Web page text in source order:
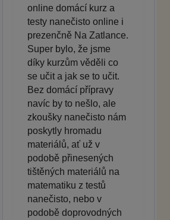
online domácí kurz a
testy nanečisto online i
prezenčně Na Zatlance.
Super bylo, že jsme
díky kurzům věděli co
se učit a jak se to učit.
Bez domácí přípravy
navíc by to nešlo, ale
zkoušky nanečisto nám
poskytly hromadu
materiálů, ať už v
podobě přinesených
tištěných materiálů na
matematiku z testů
nanečisto, nebo v
podobě doprovodných